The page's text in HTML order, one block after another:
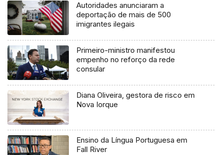
Autoridades anunciaram a
deportação de mais de 500
imigrantes ilegais
Primeiro-ministro manifestou
empenho no reforço da rede
consular
Diana Oliveira, gestora de risco em
Nova Iorque
Ensino da Língua Portuguesa em
Fall River